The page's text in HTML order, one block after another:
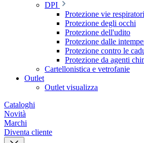
DPI
Protezione vie
Protezione degli occhi
Protezione dell'udito
Protezione dalle
Protezione contro le
Protezione da agenti
Cartellonistica e vetrofanie
Outlet
Outlet visualizza
Cataloghi
Novità
Marchi
Diventa cliente